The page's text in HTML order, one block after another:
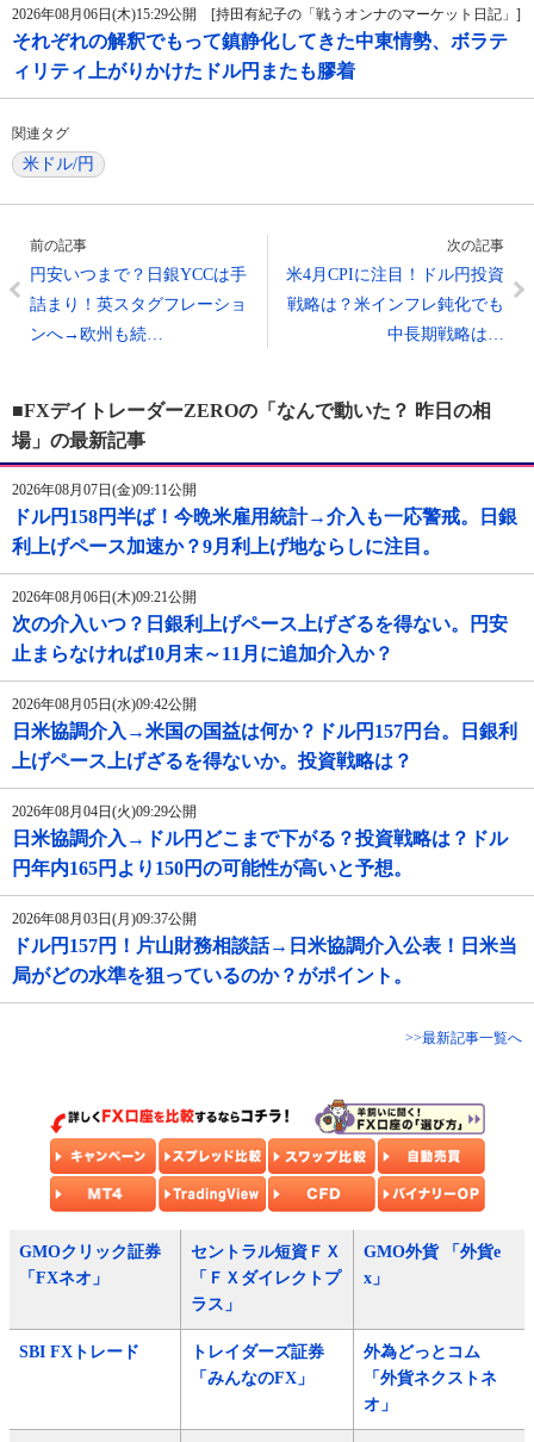
2026年08月06日(木)15:29公開 [持田有紀子の「戦うオンナのマーケット日記」]
それぞれの解釈でもって鎮静化してきた中東情勢、ボラテ
ィリティ上がりかけたドル円またも膠着
関連タグ
米ドル/円
前の記事
円安いつまで？日銀YCCは手
詰まり！英スタグフレーショ
ンへ→欧州も続…
次の記事
米4月CPIに注目！ドル円投資
戦略は？米インフレ鈍化でも
中長期戦略は…
■FXデイトレーダーZEROの「なんで動いた？ 昨日の相
場」の最新記事
2026年08月07日(金)09:11公開
ドル円158円半ば！今晩米雇用統計→介入も一応警戒。日銀
利上げペース加速か？9月利上げ地ならしに注目。
2026年08月06日(木)09:21公開
次の介入いつ？日銀利上げペース上げざるを得ない。円安
止まらなければ10月末～11月に追加介入か？
2026年08月05日(水)09:42公開
日米協調介入→米国の国益は何か？ドル円157円台。日銀利
上げペース上げざるを得ないか。投資戦略は？
2026年08月04日(火)09:29公開
日米協調介入→ドル円どこまで下がる？投資戦略は？ドル
円年内165円より150円の可能性が高いと予想。
2026年08月03日(月)09:37公開
ドル円157円！片山財務相談話→日米協調介入公表！日米当
局がどの水準を狙っているのか？がポイント。
>>最新記事一覧へ
GMOクリック証券
「FXネオ」
セントラル短資ＦＸ
「ＦＸダイレクトプ
ラス」
GMO外貨 「外貨e
x」
SBI FXトレード
トレイダーズ証券
「みんなのFX」
外為どっとコム
「外貨ネクストネ
オ」